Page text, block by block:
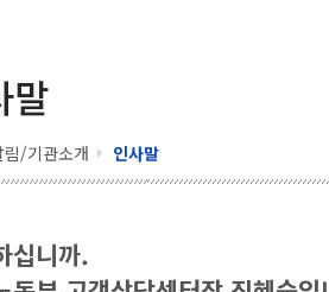
말
림/기관소개 인사말
십니까.